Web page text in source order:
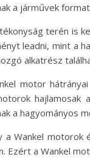
a járművek
terén is
leadni, mint a
alkatrész
motor
hajlamosak
a hagyományos
a Wankel
Ezért a Wankel